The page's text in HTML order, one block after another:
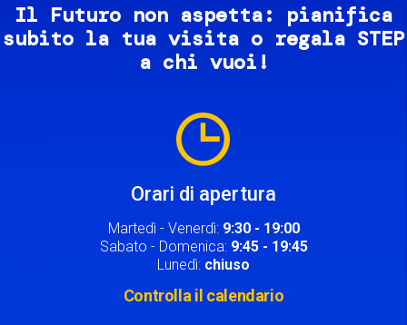
Il Futuro non aspetta: pianifica
subito la tua visita o regala STEP
a chi vuoi!
Orari di apertura
Martedì - Venerdì: 9:30 - 19:00
Sabato - Domenica: 9:45 - 19:45
Lunedì: chiuso
Controlla il calendario